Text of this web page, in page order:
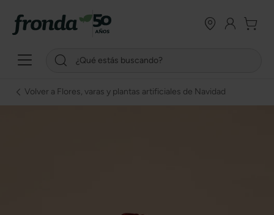
Volver a Flores, varas y plantas artificiales de Navidad